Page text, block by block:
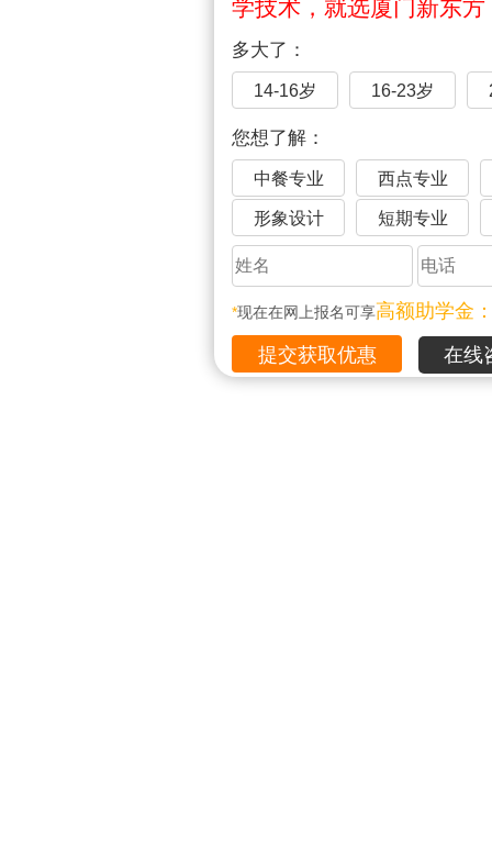
学技术，就选厦门新东方
多大了：
14-16岁 16-23岁
您想了解：
中餐专业 西点专业
形象设计 短期专业
*现在在网上报名可享高额助学金
在线